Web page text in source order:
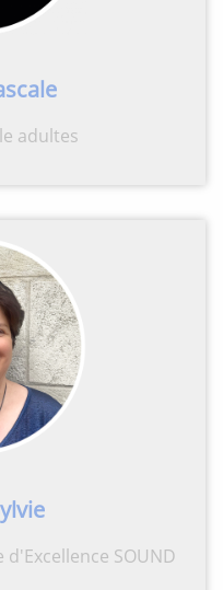
adultes
SOUND